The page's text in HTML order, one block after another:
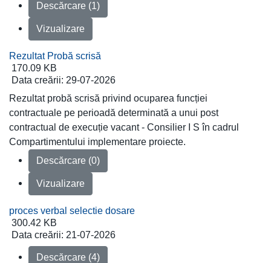
Descărcare (1)
Vizualizare
Rezultat Probă scrisă
170.09 KB
Data creării: 29-07-2026
Rezultat probă scrisă privind ocuparea funcției
contractuale pe perioadă determinată a unui post
contractual de execuție vacant - Consilier I S în cadrul
Compartimentului implementare proiecte.
Descărcare (0)
Vizualizare
proces verbal selectie dosare
300.42 KB
Data creării: 21-07-2026
Descărcare (4)